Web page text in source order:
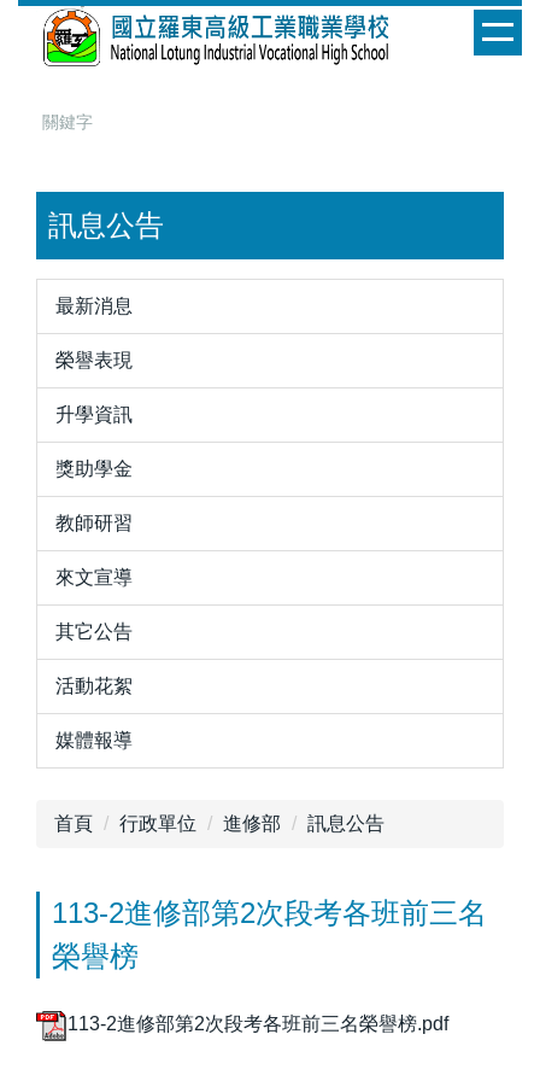
訊息公告
最新消息
榮譽表現
升學資訊
獎助學金
教師研習
來文宣導
其它公告
活動花絮
媒體報導
首頁 行政單位 進修部 訊息公告
113-2進修部第2次段考各班前三名
榮譽榜
113-2進修部第2次段考各班前三名榮譽榜.pdf